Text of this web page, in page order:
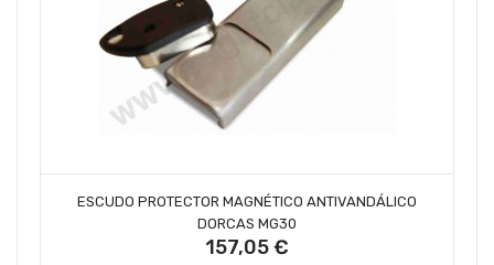
AÑADIR AL CARRITO
ESCUDO PROTECTOR MAGNÉTICO ANTIVANDÁLICO
DORCAS MG30
157,05 €